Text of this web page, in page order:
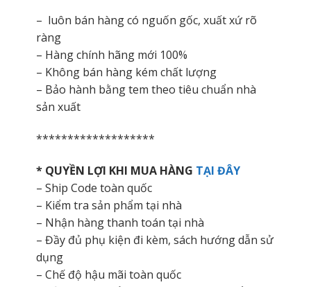
– luôn bán hàng có nguốn gốc, xuất xứ rõ
ràng
– Hàng chính hãng mới 100%
– Không bán hàng kém chất lượng
– Bảo hành bằng tem theo tiêu chuẩn nhà
sản xuất
*******************
* QUYỀN LỢI KHI MUA HÀNG TẠI ĐÂY
– Ship Code toàn quốc
– Kiểm tra sản phẩm tại nhà
– Nhận hàng thanh toán tại nhà
– Đầy đủ phụ kiện đi kèm, sách hướng dẫn sử
dụng
– Chế độ hậu mãi toàn quốc